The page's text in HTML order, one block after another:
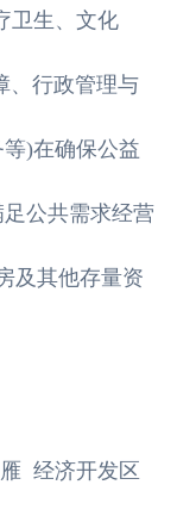
卫生、文化
、行政管理与
)在确保公益
公共需求经营
及其他存量资
经济开发区